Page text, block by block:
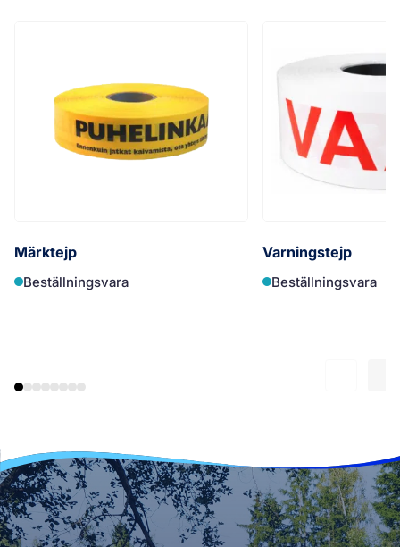
Märktejp
Beställningsvara
Varningstejp
Beställningsvara